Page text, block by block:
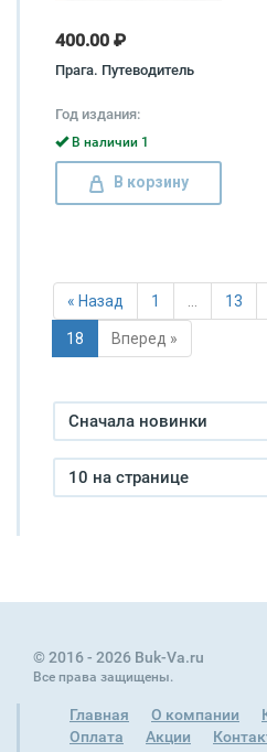
400.00 ₽
Прага. Путеводитель
Год издания:
В наличии 1
В корзину
« Назад 1 … 13
18 Вперед »
Сначала новинки
10 на странице
© 2016 - 2026 Buk-Va.ru
Все права защищены.
Главная О компании
Оплата
Акции